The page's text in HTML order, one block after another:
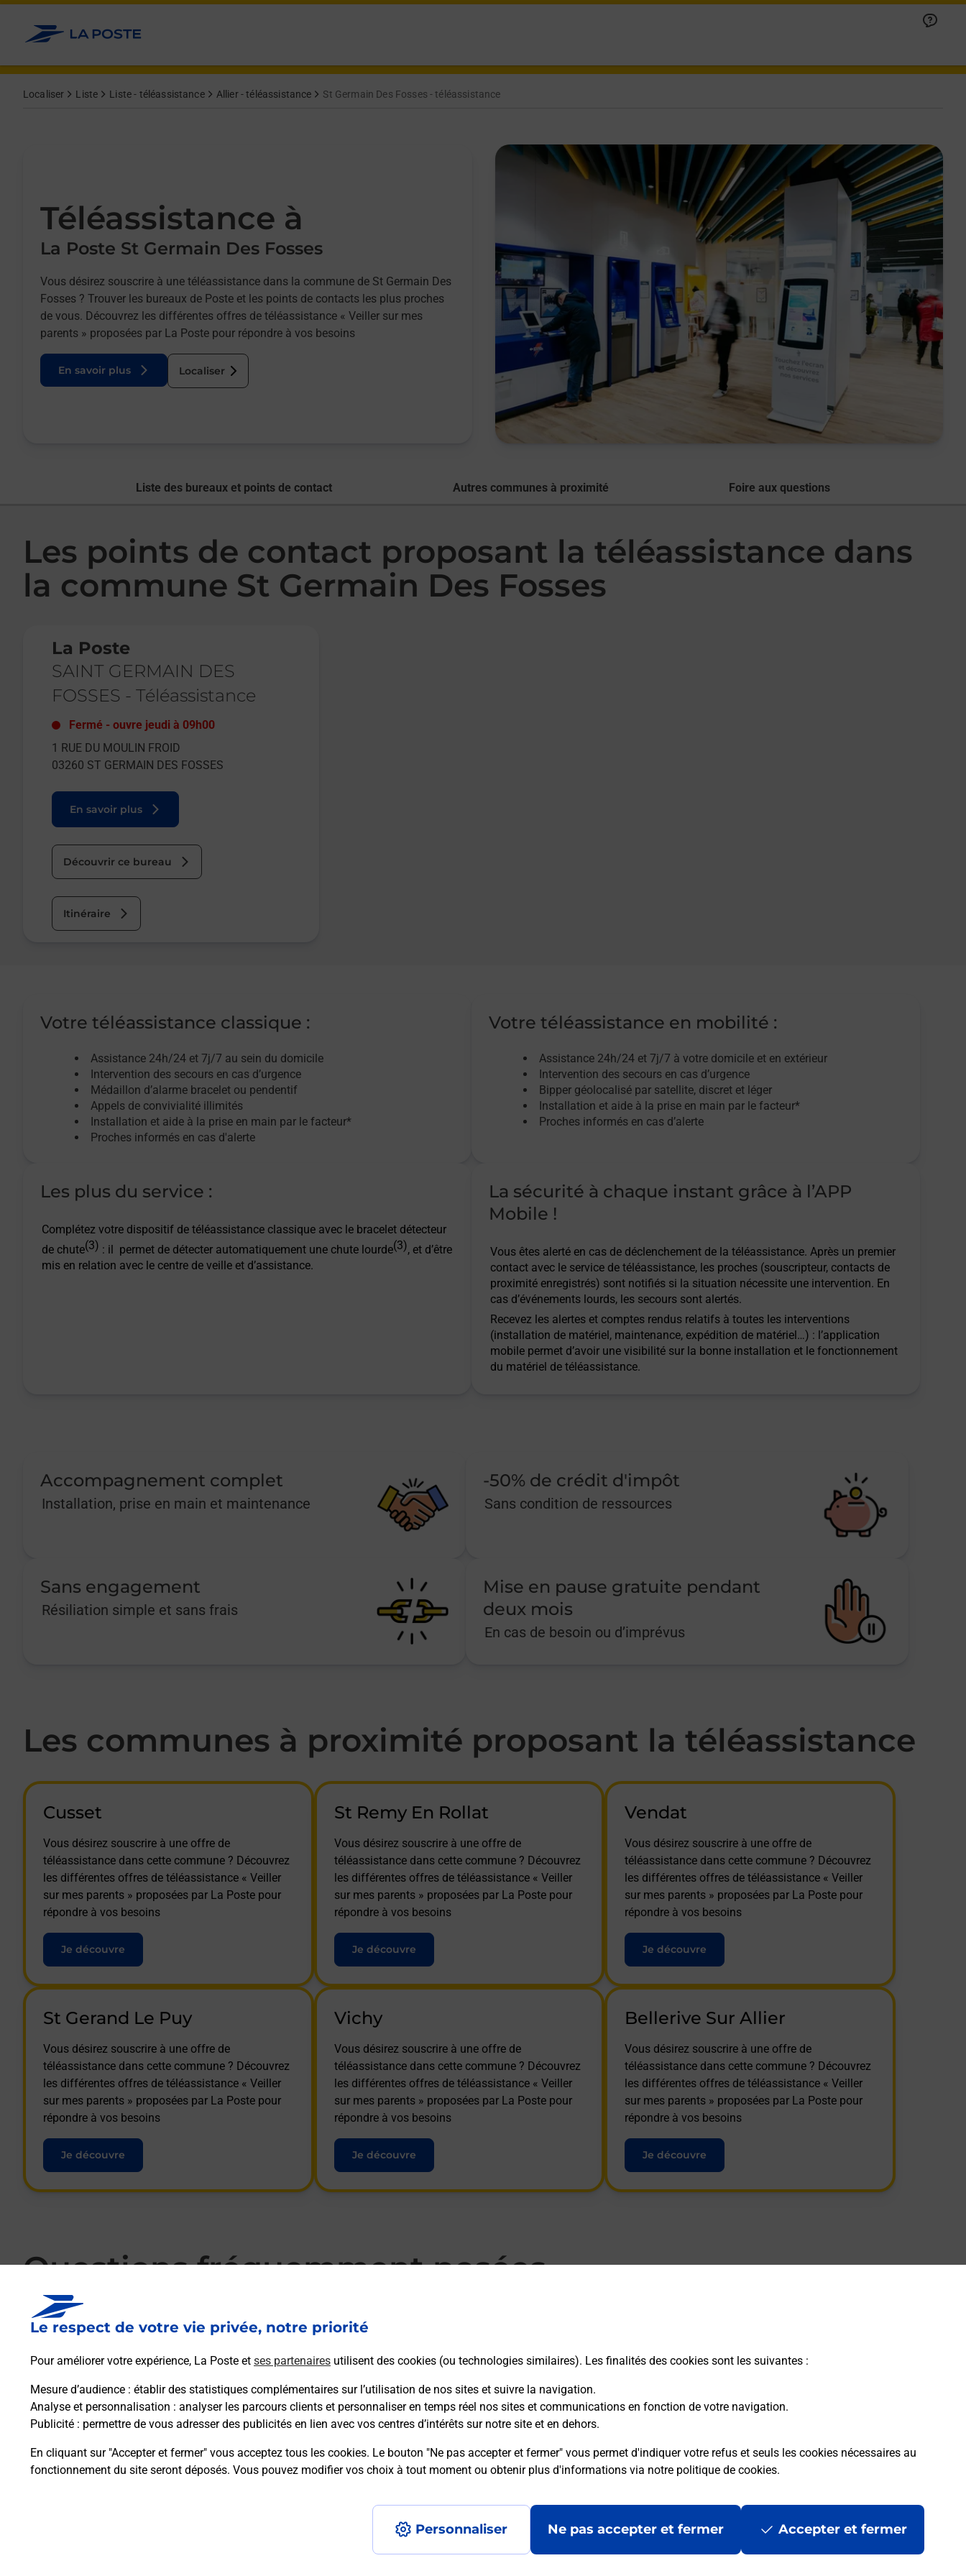
Le respect de votre vie privée, notre priorité
Pour améliorer votre expérience, La Poste et ses partenaires utilisent des cookies (ou technologies similaires). Les finalités des cookies sont les suivantes :
Mesure d’audience : établir des statistiques complémentaires sur l’utilisation de nos sites et suivre la navigation.
Analyse et personnalisation : analyser les parcours clients et personnaliser en temps réel nos sites et communications en fonction de votre navigation.
Publicité : permettre de vous adresser des publicités en lien avec vos centres d’intérêts sur notre site et en dehors.
En cliquant sur "Accepter et fermer" vous acceptez tous les cookies. Le bouton "Ne pas accepter et fermer" vous permet d'indiquer votre refus et seuls les cookies nécessaires au
fonctionnement du site seront déposés. Vous pouvez modifier vos choix à tout moment ou obtenir plus d'informations via notre politique de cookies.
Personnaliser Ne pas accepter et fermer Accepter et fermer
Allez au contenu
Localiser Liste Liste - téléassistance Allier - téléassistance St Germain Des Fosses - téléassistance
Téléassistance à
La Poste St Germain Des Fosses
Vous désirez souscrire à une téléassistance dans la commune de St Germain Des
Fosses ? Trouver les bureaux de Poste et les points de contacts les plus proches
de vous. Découvrez les différentes offres de téléassistance « Veiller sur mes
parents » proposées par La Poste pour répondre à vos besoins
En savoir plus Localiser
Liste des bureaux et points de contact Autres communes à proximité Foire aux questions
Les points de contact proposant la téléassistance dans
la commune St Germain Des Fosses
La Poste
SAINT GERMAIN DES
FOSSES - Téléassistance
Fermé - ouvre jeudi à 09h00
1 RUE DU MOULIN FROID
03260 ST GERMAIN DES FOSSES
En savoir plus
Découvrir ce bureau
Itinéraire
Votre téléassistance classique :
Assistance 24h/24 et 7j/7 au sein du domicile
Intervention des secours en cas d’urgence
Médaillon d’alarme bracelet ou pendentif
Appels de convivialité illimités
Installation et aide à la prise en main par le facteur*
Proches informés en cas d'alerte
Votre téléassistance en mobilité :
Assistance 24h/24 et 7j/7 à votre domicile et en extérieur
Intervention des secours en cas d’urgence
Bipper géolocalisé par satellite, discret et léger
Installation et aide à la prise en main par le facteur*
Proches informés en cas d’alerte
Les plus du service :
Complétez votre dispositif de téléassistance classique avec le bracelet détecteur
de chute(3) : il permet de détecter automatiquement une chute lourde(3), et d’être
mis en relation avec le centre de veille et d’assistance.
La sécurité à chaque instant grâce à l’APP
Mobile !
Vous êtes alerté en cas de déclenchement de la téléassistance. Après un premier
contact avec le service de téléassistance, les proches (souscripteur, contacts de
proximité enregistrés) sont notifiés si la situation nécessite une intervention. En
cas d’événements lourds, les secours sont alertés.
Recevez les alertes et comptes rendus relatifs à toutes les interventions
(installation de matériel, maintenance, expédition de matériel…) : l’application
mobile permet d’avoir une visibilité sur la bonne installation et le fonctionnement
du matériel de téléassistance.
Accompagnement complet
Installation, prise en main et maintenance
-50% de crédit d'impôt
Sans condition de ressources
Sans engagement
Résiliation simple et sans frais
Mise en pause gratuite pendant
deux mois
En cas de besoin ou d’imprévus
Les communes à proximité proposant la téléassistance
Cusset
Vous désirez souscrire à une offre de
téléassistance dans cette commune ? Découvrez
les différentes offres de téléassistance « Veiller
sur mes parents » proposées par La Poste pour
répondre à vos besoins
Je découvre
St Remy En Rollat
Vous désirez souscrire à une offre de
téléassistance dans cette commune ? Découvrez
les différentes offres de téléassistance « Veiller
sur mes parents » proposées par La Poste pour
répondre à vos besoins
Je découvre
Vendat
Vous désirez souscrire à une offre de
téléassistance dans cette commune ? Découvrez
les différentes offres de téléassistance « Veiller
sur mes parents » proposées par La Poste pour
répondre à vos besoins
Je découvre
St Gerand Le Puy
Vous désirez souscrire à une offre de
téléassistance dans cette commune ? Découvrez
les différentes offres de téléassistance « Veiller
sur mes parents » proposées par La Poste pour
répondre à vos besoins
Je découvre
Vichy
Vous désirez souscrire à une offre de
téléassistance dans cette commune ? Découvrez
les différentes offres de téléassistance « Veiller
sur mes parents » proposées par La Poste pour
répondre à vos besoins
Je découvre
Bellerive Sur Allier
Vous désirez souscrire à une offre de
téléassistance dans cette commune ? Découvrez
les différentes offres de téléassistance « Veiller
sur mes parents » proposées par La Poste pour
répondre à vos besoins
Je découvre
Questions fréquemment posées
La téléassistance classique avec médaillon d’alarme qu’est ce que c’est ?
Afficher ou masquer la réponse
Comment fonctionne la téléassistance classique ?
Afficher ou masquer la réponse
Comment est installée la téléassistance classique ?
Afficher ou masquer la réponse
Accessibilité : partiellement conforme Mentions légales Données personnelles et cookies